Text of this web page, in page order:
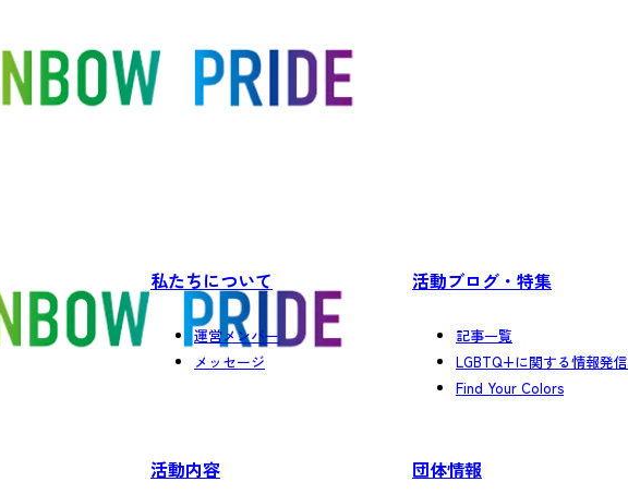
私たちについて
運営メンバー
メッセージ
活動内容
活動ブログ・特集
記事一覧
LGBTQ+に関する情報発信
Find Your Colors
団体情報